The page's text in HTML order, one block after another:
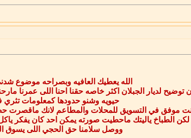
الله يعطيك العافيه وبصراحه موضوع
لديار الجبلان اكثر خاصه حقنا احنا اللى عمرنا
حيويه وشنو حدودها كمعلومات تثري
موفق في التسويق للمحلات والمطاعم لانك ماقصرت
لكن الطباخ ياليتك ماحطيت صورته يمكن احد كان يفكر
ووصل سلامنا حق الحجي اللى يسوق